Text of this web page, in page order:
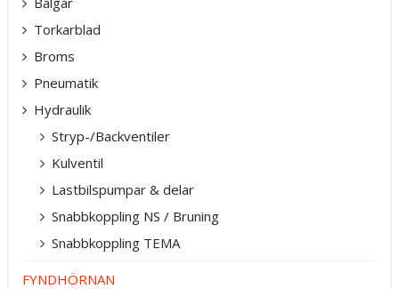
Torkarblad
Broms
Pneumatik
Hydraulik
Stryp-/Backventiler
Kulventil
Lastbilspumpar & delar
Snabbkoppling NS / Bruning
Snabbkoppling TEMA
FYNDHÖRNAN